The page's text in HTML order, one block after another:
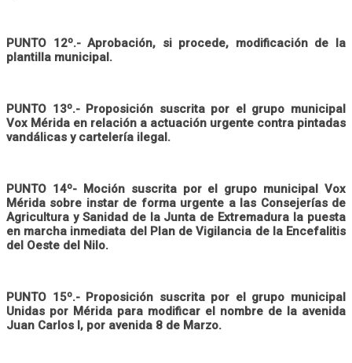
PUNTO 12º.- Aprobación, si procede, modificación de la
plantilla municipal.
PUNTO 13º.- Proposición suscrita por el grupo municipal
Vox Mérida en relación a actuación urgente contra pintadas
vandálicas y cartelería ilegal.
PUNTO 14º- Moción suscrita por el grupo municipal Vox
Mérida sobre instar de forma urgente a las Consejerías de
Agricultura y Sanidad de la Junta de Extremadura la puesta
en marcha inmediata del Plan de Vigilancia de la Encefalitis
del Oeste del Nilo.
PUNTO 15º.- Proposición suscrita por el grupo municipal
Unidas por Mérida para modificar el nombre de la avenida
Juan Carlos I, por avenida 8 de Marzo.